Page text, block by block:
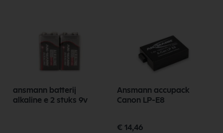
ansmann batterij
alkaline e 2 stuks 9v
Ansmann accupack
Canon LP-E8
Speciale
prijs
€ 14,46